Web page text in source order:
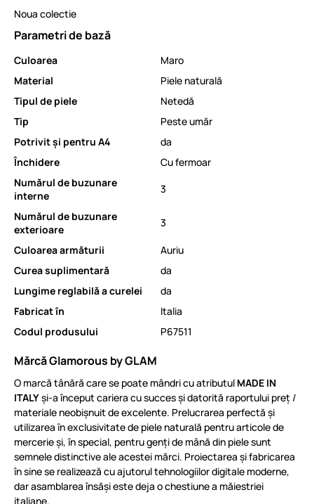
Noua colectie
Parametri de bază
Culoarea
Maro
Material
Piele naturală
Tipul de piele
Netedă
Tip
Peste umăr
Potrivit și pentru A4
da
Închidere
Cu fermoar
Numărul de buzunare
interne
3
Numărul de buzunare
exterioare
3
Culoarea armăturii
Auriu
Curea suplimentară
da
Lungime reglabilă a curelei
da
Fabricat în
Italia
Codul produsului
P67511
Mărcă Glamorous by GLAM
O marcă tânără care se poate mândri cu atributul MADE IN
ITALYși-a început cariera cu succes și datorită raportului preț /
materiale neobișnuit de excelente. Prelucrarea perfectă și
utilizarea în exclusivitate de piele naturală pentru articole de
mercerie și, în special, pentru genți de mână din piele sunt
semnele distinctive ale acestei mărci. Proiectarea și fabricarea
în sine se realizează cu ajutorul tehnologiilor digitale moderne,
dar asamblarea însăși este deja o chestiune a măiestriei
italiane.